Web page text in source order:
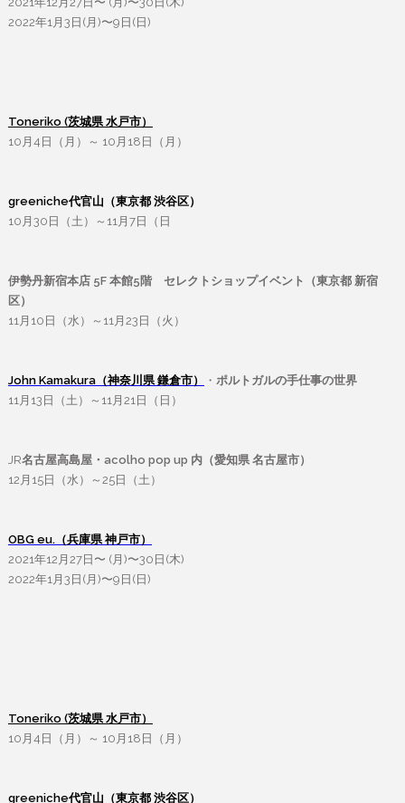
2022年1月3日(月)〜9日(日)
Toneriko(茨城県 水戸市）
10月4日（月）～ 10月18日（月）
greeniche代官山（東京都 渋谷区）
10月30日（土）～11月7日（日
伊勢丹新宿本店 5F 本館5階 セレクトショップイベント（東京都 新宿
区）
11月10日（水）～11月23日（火）
John Kamakura（神奈川県 鎌倉市） ・ ポルトガルの手仕事の世界
11月13日（土）～11月21日（日）
JR名古屋高島屋・acolho pop up 内（愛知県 名古屋市）
12月15日（水）～25日（土）
OBG eu.（兵庫県 神戸市）
2021年12月27日〜 (月)〜30日(木)
2022年1月3日(月)〜9日(日)
Toneriko(茨城県 水戸市）
10月4日（月）～ 10月18日（月）
greeniche代官山（東京都 渋谷区）